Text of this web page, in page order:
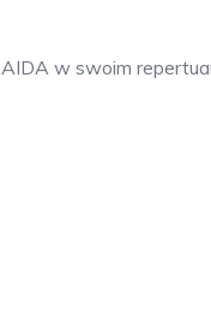
w swoim